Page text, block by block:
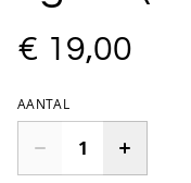
€ 19,00
AANTAL